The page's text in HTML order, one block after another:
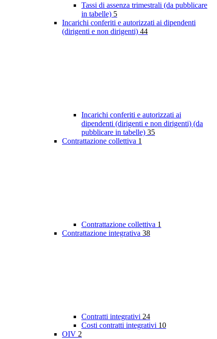
Tassi di assenza trimestrali (da pubblicare
in tabelle) 5
Incarichi conferiti e autorizzati ai dipendenti
(dirigenti e non dirigenti) 44
Incarichi conferiti e autorizzati ai
dipendenti (dirigenti e non dirigenti) (da
pubblicare in tabelle) 35
Contrattazione collettiva 1
Contrattazione collettiva 1
Contrattazione integrativa 38
Contratti integrativi 24
Costi contratti integrativi 10
OIV 2